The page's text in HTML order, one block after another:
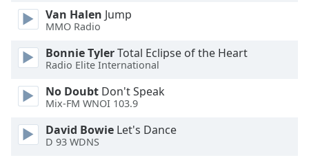
Text
Edge
Family
Reset
Van Halen Jump
MMO Radio
Bonnie TylerTotal Eclipse of the Heart
Radio Elite International
No Doubt Don't Speak
Mix-FM WNOI 103.9
David Bowie Let's Dance
D 93 WDNS